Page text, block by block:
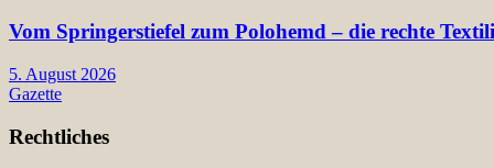
Vom Springerstiefel zum Polohemd – die rechte
5. August 2026
Gazette
Rechtliches